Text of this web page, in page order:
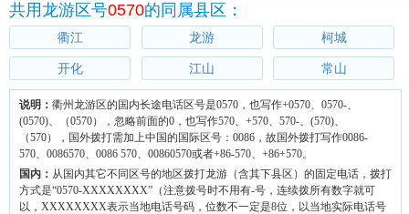
共用龙游区号0570的同属县区：
衢江 龙游 柯城
开化 江山 常山
说明： 衢州龙游区的国内长途电话区号是0570，也写作+0570、0570-、
(0570)、（0570），忽略前面的0，也写作570、+570、570-、(570)、
（570），国外拨打需加上中国的国际区号：0086，故国外拨打写作0086-
570、0086570、0086 570、00860570或者+86-570、+86+570。
国内： 从国内其它不同区号的地区拨打龙游（含其下县区）的固定电话，拨打
方式是“0570-XXXXXXXX”（注意拨号时不用有-号，连续拨所有数字就可
以，XXXXXXXX表示当地电话号码，位数不一定是8位，以当地实际电话号